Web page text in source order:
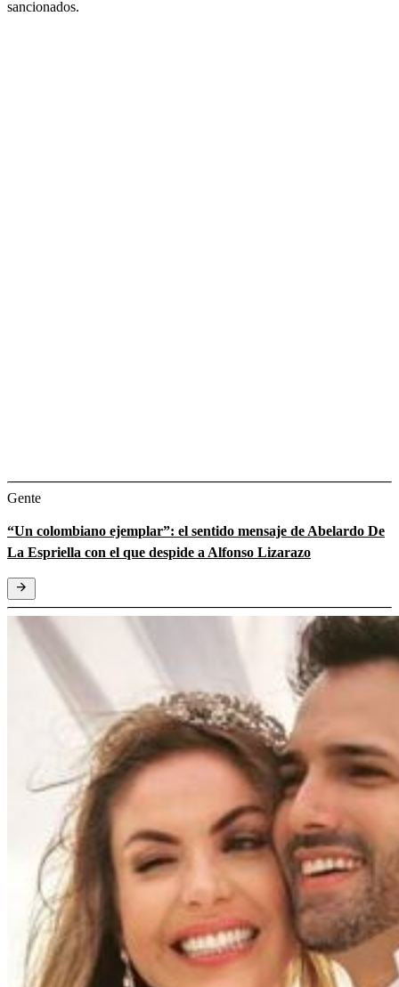
sancionados.
Gente
“Un colombiano ejemplar”: el sentido mensaje de Abelardo De
La Espriella con el que despide a Alfonso Lizarazo